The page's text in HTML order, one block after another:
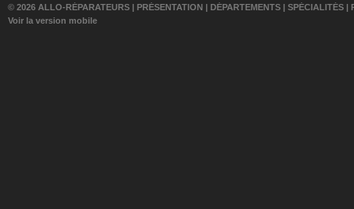
© 2026 ALLO-RÉPARATEURS | PRÉSENTATION | DÉPARTEMENTS | SPÉCIALITÉS |
Voir la version mobile